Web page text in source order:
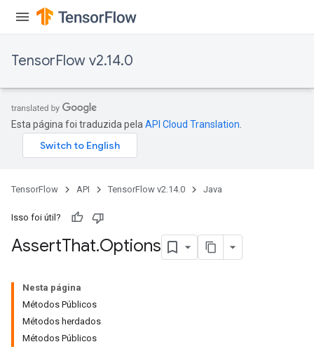
TensorFlow v2.14.0
Esta página foi traduzida pela API Cloud Translation
TensorFlow API TensorFlow v2.14.0 Java
Isso foi útil?
AssertThat.Options
Nesta página
Métodos Públicos
Métodos herdados
Métodos Públicos